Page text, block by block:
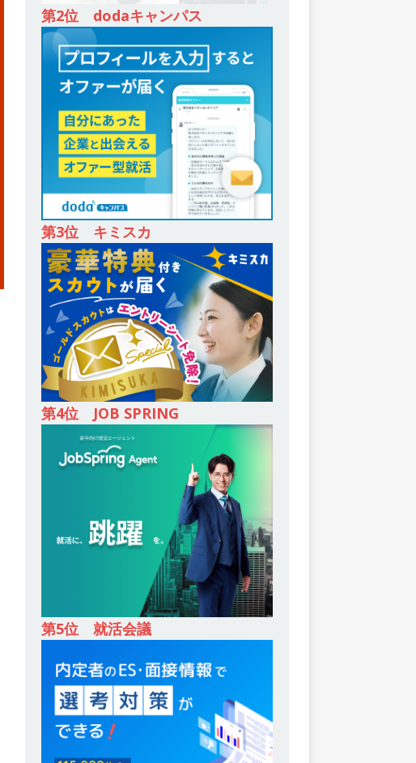
第2位 dodaキャンパス
第3位 キミスカ
第4位 JOB SPRING
第5位 就活会議